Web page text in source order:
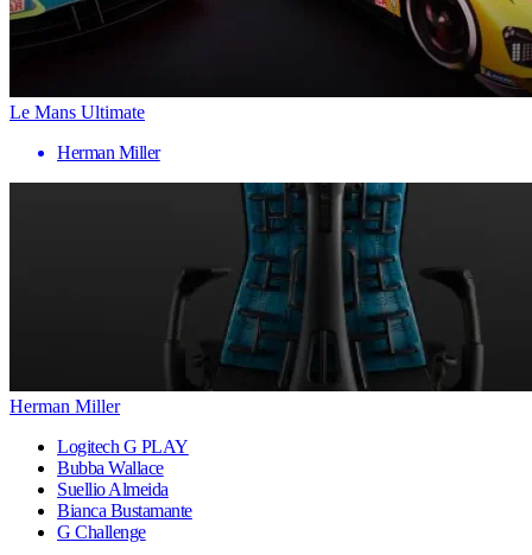
Le Mans Ultimate
Herman Miller
Herman Miller
Logitech G PLAY
Bubba Wallace
Suellio Almeida
Bianca Bustamante
G Challenge